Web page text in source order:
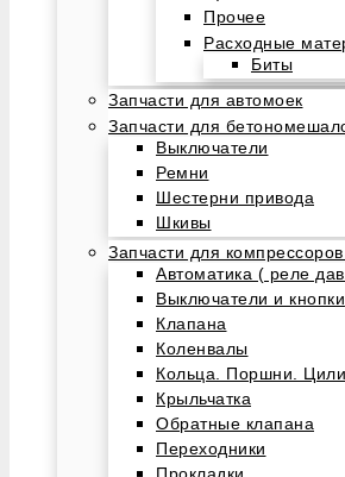
Прочее
Расходные
Биты
Запчасти для автомоек
Запчасти для
Выключатели
Ремни
Шестерни привода
Шкивы
Запчасти для компрессоров
Автоматика ( реле
Выключатели и кнопки
Клапана
Коленвалы
Кольца. Поршни.
Крыльчатка
Обратные клапана
Переходники
Прокладки